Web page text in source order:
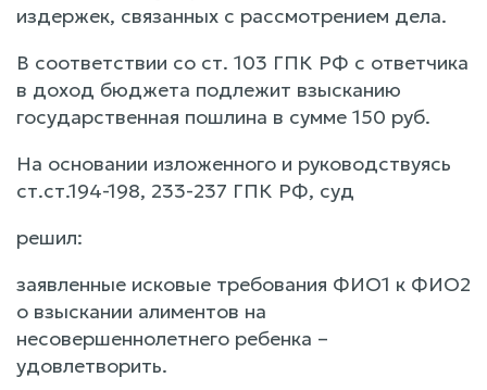
издержек, связанных с рассмотрением дела.
В соответствии со ст. 103 ГПК РФ с ответчика
в доход бюджета подлежит взысканию
государственная пошлина в сумме 150 руб.
На основании изложенного и руководствуясь
ст.ст.194-198, 233-237 ГПК РФ, суд
решил:
заявленные исковые требования ФИО1 к ФИО2
о взыскании алиментов на
несовершеннолетнего ребенка –
удовлетворить.